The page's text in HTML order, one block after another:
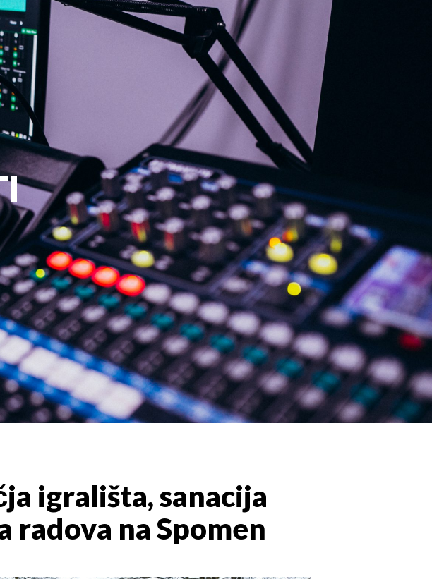
MARKETING KONTAKT DOKUMENTI
igrališta, sanacija
radova na Spomen